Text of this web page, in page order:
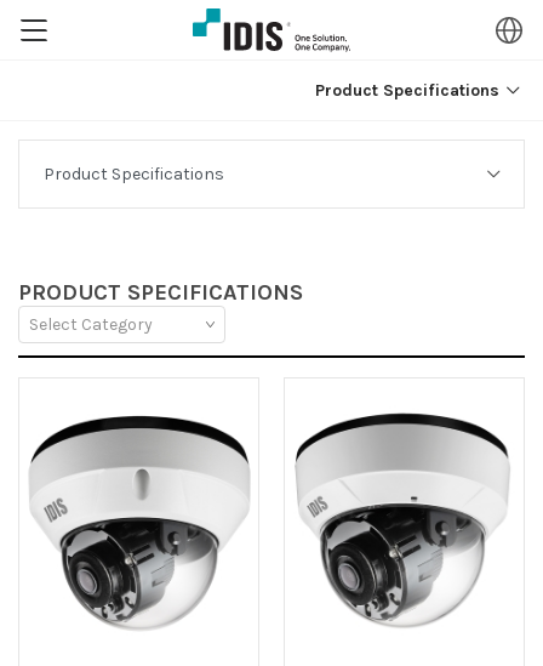
Product Specifications
PRODUCT SPECIFICATIONS